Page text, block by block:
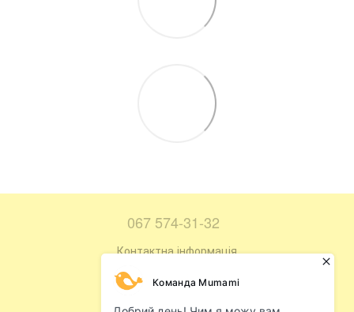
067 574-31-32
Контактна інформація
Повна версія сайту
Мапа сайту